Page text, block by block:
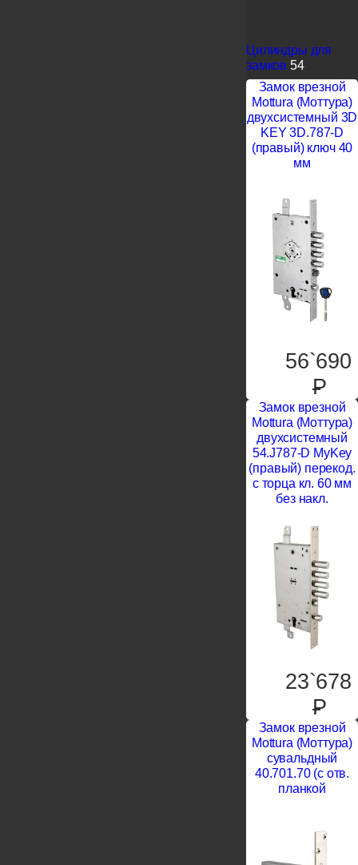
Цилиндры для
замков 54
Замок врезной
Mottura (Моттура)
двухсистемный 3D
KEY 3D.787-D
(правый) ключ 40
мм
56`690
P
Замок врезной
Mottura (Моттура)
двухсистемный
54.J787-D MyKey
(правый) перекод.
с торца кл. 60 мм
без накл.
23`678
P
Замок врезной
Mottura (Моттура)
сувальдный
40.701.70 (с отв.
планкой